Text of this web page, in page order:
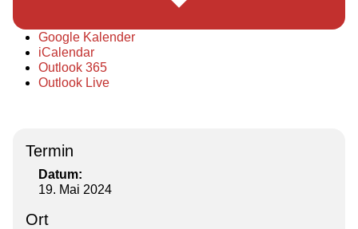
Google Kalender
iCalendar
Outlook 365
Outlook Live
Termin
Datum:
19. Mai 2024
Ort